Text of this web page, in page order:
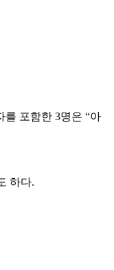
를 포함한 3명은 “아
하다.